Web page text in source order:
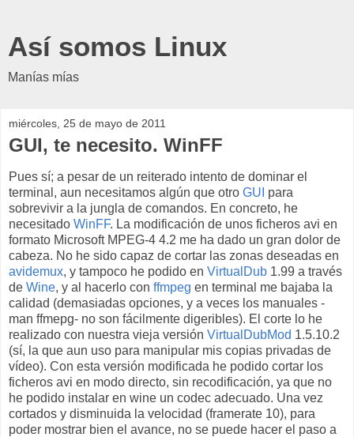
Así somos Linux
Manías mías
miércoles, 25 de mayo de 2011
GUI, te necesito. WinFF
Pues sí; a pesar de un reiterado intento de dominar el
terminal, aun necesitamos algún que otro GUI para
sobrevivir a la jungla de comandos. En concreto, he
necesitado WinFF. La modificación de unos ficheros avi en
formato Microsoft MPEG-4 4.2 me ha dado un gran dolor de
cabeza. No he sido capaz de cortar las zonas deseadas en
avidemux, y tampoco he podido en VirtualDub 1.99 a través
de Wine, y al hacerlo con ffmpeg en terminal me bajaba la
calidad (demasiadas opciones, y a veces los manuales -
man ffmepg- no son fácilmente digeribles). El corte lo he
realizado con nuestra vieja versión VirtualDubMod 1.5.10.2
(sí, la que aun uso para manipular mis copias privadas de
vídeo). Con esta versión modificada he podido cortar los
ficheros avi en modo directo, sin recodificación, ya que no
he podido instalar en wine un codec adecuado. Una vez
cortados y disminuida la velocidad (framerate 10), para
poder mostrar bien el avance, no se puede hacer el paso a